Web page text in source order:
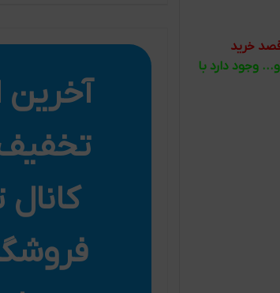
خرید
وجود دارد با
آخرین
کانال